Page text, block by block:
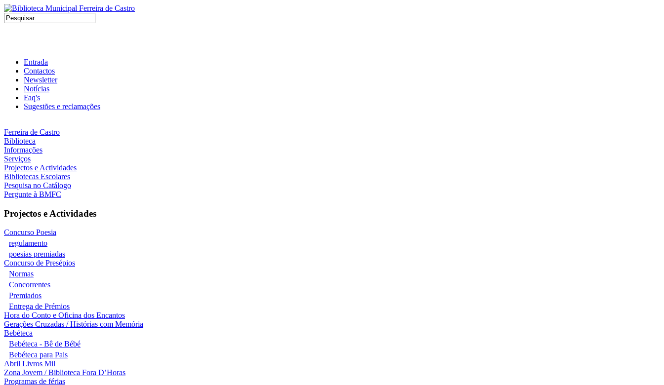
Entrada
Contactos
Newsletter
Notícias
Faq's
Sugestões e reclamações
Ferreira de Castro
Biblioteca
Informações
Serviços
Projectos e Actividades
Bibliotecas Escolares
Pesquisa no Catálogo
Pergunte à BMFC
Projectos e Actividades
Concurso Poesia
regulamento
poesias premiadas
Concurso de Presépios
Normas
Concorrentes
Premiados
Entrega de Prémios
Hora do Conto e Oficina dos Encantos
Gerações Cruzadas / Histórias com Memória
Bebéteca
Bebéteca - Bê de Bébé
Bebéteca para Pais
Abril Livros Mil
Zona Jovem / Biblioteca Fora D’Horas
Programas de férias